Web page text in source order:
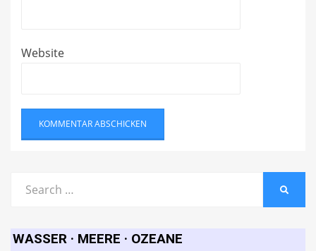
Website
for:
WASSER · MEERE · OZEANE